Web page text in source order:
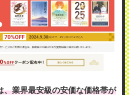
、業界最安級の安価な価格帯が